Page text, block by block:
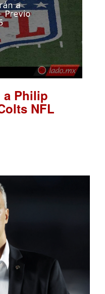
a Philip
NFL